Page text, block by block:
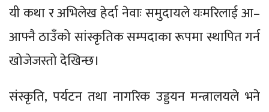
यी कथा र अभिलेख हेर्दा नेवाः समुदायले यःमरिलाई आ–
आफ्नै ठाउँको सांस्कृतिक सम्पदाका रूपमा स्थापित गर्न
खोजेजस्तो देखिन्छ।
संस्कृति, पर्यटन तथा नागरिक उड्डयन मन्त्रालयले भने